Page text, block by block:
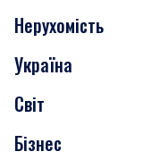
Події
Скандали
Нерухомість
Транспорт
Нерухомість
Україна
Світ
Бізнес